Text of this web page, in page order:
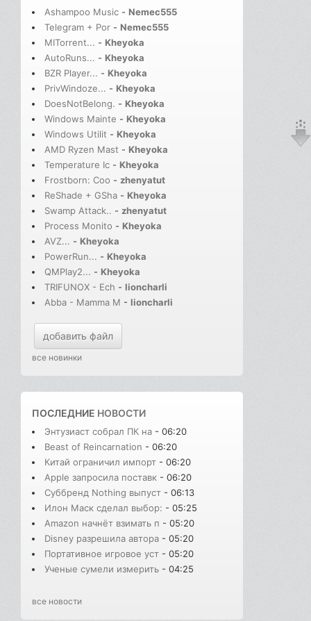
Ashampoo Music - Nemec555
Telegram + Por - Nemec555
MITorrent... - Kheyoka
AutoRuns... - Kheyoka
BZR Player... - Kheyoka
PrivWindoze... - Kheyoka
DoesNotBelong. - Kheyoka
Windows Mainte - Kheyoka
Windows Utilit - Kheyoka
AMD Ryzen Mast - Kheyoka
Temperature Ic - Kheyoka
Frostborn: Coo - zhenyatut
ReShade + GSha - Kheyoka
Swamp Attack.. - zhenyatut
Process Monito - Kheyoka
AVZ... - Kheyoka
PowerRun... - Kheyoka
QMPlay2... - Kheyoka
TRIFUNOX - Ech - lioncharli
Abba - Mamma M - lioncharli
добавить файл
все новинки
ПОСЛЕДНИЕ НОВОСТИ
Энтузиаст собрал ПК на - 06:20
Beast of Reincarnation - 06:20
Китай ограничил импорт - 06:20
Apple запросила поставк - 06:20
Суббренд Nothing выпуст - 06:13
Илон Маск сделал выбор: - 05:25
Amazon начнёт взимать п - 05:20
Disney разрешила автора - 05:20
Портативное игровое уст - 05:20
Ученые сумели измерить - 04:25
все новости